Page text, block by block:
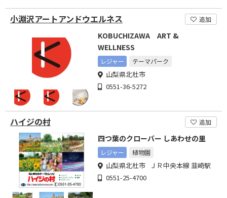
小淵沢アートアンドウエルネス 追加
KOBUCHIZAWA ART &
WELLNESS
レジャー テーマパーク
山梨県北杜市
0551-36-5272
ハイジの村 追加
四つ葉のクローバー しあわせの里
レジャー 植物園
山梨県北杜市 ＪＲ中央本線 韮崎駅
0551-25-4700